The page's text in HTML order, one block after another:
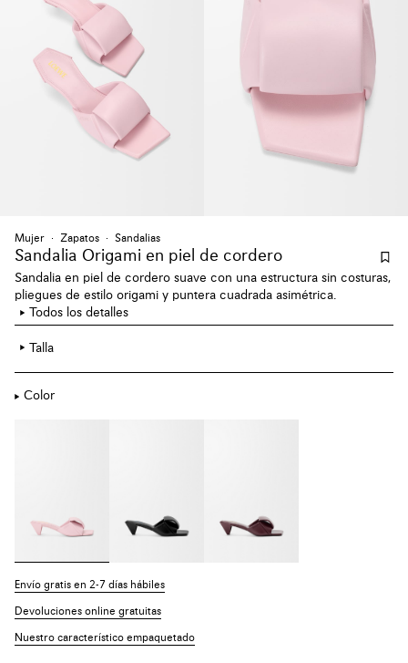
Mujer Zapatos Sandalias
Sandalia Origami en piel de cordero
Sandalia en piel de cordero suave con una estructura sin costuras,
pliegues de estilo origami y puntera cuadrada asimétrica.
Todos los detalles
Talla
Color
Envío gratis en 2-7 días hábiles
Devoluciones online gratuitas
Nuestro característico empaquetado